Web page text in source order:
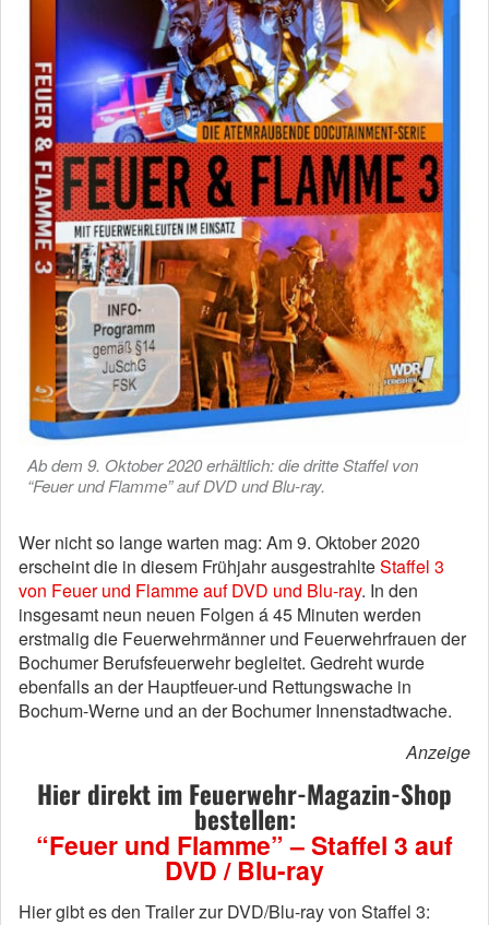
Ab dem 9. Oktober 2020 erhältlich: die dritte Staffel von
“Feuer und Flamme” auf DVD und Blu-ray.
Wer nicht so lange warten mag: Am 9. Oktober 2020
erscheint die in diesem Frühjahr ausgestrahlteStaffel 3
von Feuer und Flamme auf DVD und Blu-ray. In den
insgesamt neun neuen Folgen á 45 Minuten werden
erstmalig die Feuerwehrmänner und Feuerwehrfrauen der
Bochumer Berufsfeuerwehr begleitet. Gedreht wurde
ebenfalls an der Hauptfeuer-und Rettungswache in
Bochum-Werne und an der Bochumer Innenstadtwache.
Anzeige
Hier direkt im Feuerwehr-Magazin-Shop
bestellen:
“Feuer und Flamme” – Staffel 3 auf
DVD / Blu-ray
Hier gibt es den Trailer zur DVD/Blu-ray von Staffel 3: